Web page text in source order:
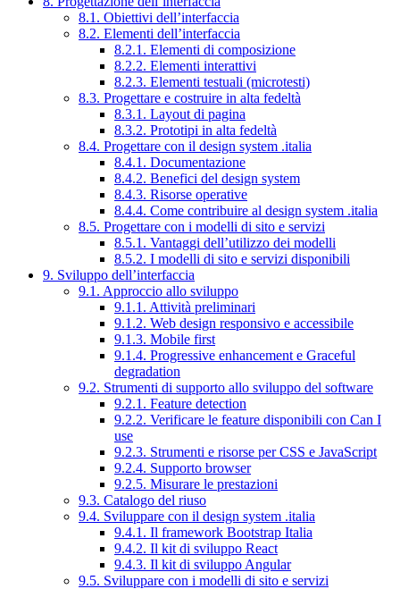
8.1. Obiettivi dell’interfaccia
8.2. Elementi dell’interfaccia
8.2.1. Elementi di composizione
8.2.2. Elementi interattivi
8.2.3. Elementi testuali (microtesti)
8.3. Progettare e costruire in alta fedeltà
8.3.1. Layout di pagina
8.3.2. Prototipi in alta fedeltà
8.4. Progettare con il design system .italia
8.4.1. Documentazione
8.4.2. Benefici del design system
8.4.3. Risorse operative
8.4.4. Come contribuire al design system .italia
8.5. Progettare con i modelli di sito e servizi
8.5.1. Vantaggi dell’utilizzo dei modelli
8.5.2. I modelli di sito e servizi disponibili
9. Sviluppo dell’interfaccia
9.1. Approccio allo sviluppo
9.1.1. Attività preliminari
9.1.2. Web design responsivo e accessibile
9.1.3. Mobile first
9.1.4. Progressive enhancement e Graceful
degradation
9.2. Strumenti di supporto allo sviluppo del software
9.2.1. Feature detection
9.2.2. Verificare le feature disponibili con Can I
use
9.2.3. Strumenti e risorse per CSS e JavaScript
9.2.4. Supporto browser
9.2.5. Misurare le prestazioni
9.3. Catalogo del riuso
9.4. Sviluppare con il design system .italia
9.4.1. Il framework Bootstrap Italia
9.4.2. Il kit di sviluppo React
9.4.3. Il kit di sviluppo Angular
9.5. Sviluppare con i modelli di sito e servizi